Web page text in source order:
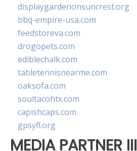
displaygardenonsuncrest.org
bbq-empire-usa.com
feedstoreva.com
drogopets.com
ediblechalk.com
tabletennisnearme.com
oaksofa.com
soultacohtx.com
capishcaps.com
gpsyfl.org
MEDIA PARTNER III